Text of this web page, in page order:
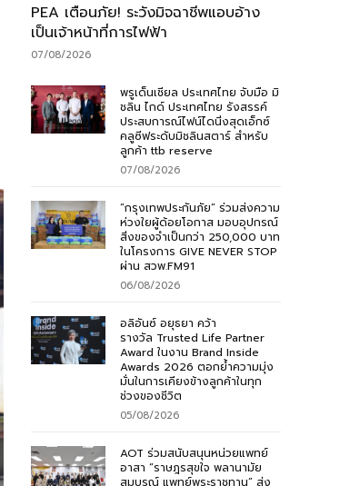
PEA เตือนภัย! ระวังมิจฉาชีพแอบอ้าง
เป็นเจ้าหน้าที่การไฟฟ้า
07/08/2026
พรูเด็นเชียล ประเทศไทย จับมือ มิ
ชลิน ไกด์ ประเทศไทย รังสรรค์
ประสบการณ์ไฟน์ไดนิ่งสุดเอ็กซ์
คลูซีฟระดับมิชลินสตาร์ สำหรับ
ลูกค้า ttb reserve
07/08/2026
“กรุงเทพประกันภัย” ร่วมส่งความ
ห่วงใยผู้ด้อยโอกาส มอบอุปกรณ์
สิ่งของจำเป็นกว่า 250,000 บาท
ในโครงการ GIVE NEVER STOP
ผ่าน สวพ.FM91
06/08/2026
อลิอันซ์ อยุธยา คว้า
รางวัล Trusted Life Partner
Award ในงาน Brand Inside
Awards 2026 ตอกย้ำความมุ่ง
มั่นในการเคียงข้างลูกค้าในทุก
ช่วงของชีวิต
05/08/2026
AOT ร่วมสนับสนุนหน่วยแพทย์
อาสา “ราษฎรสุขใจ พลานามัย
สมบูรณ์ แพทย์พระราชทาน” ส่ง